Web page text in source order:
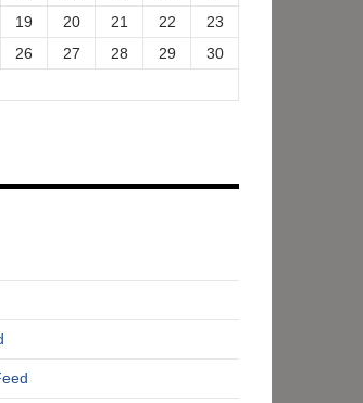
19 20 21 22
23
26 27 28 29
30